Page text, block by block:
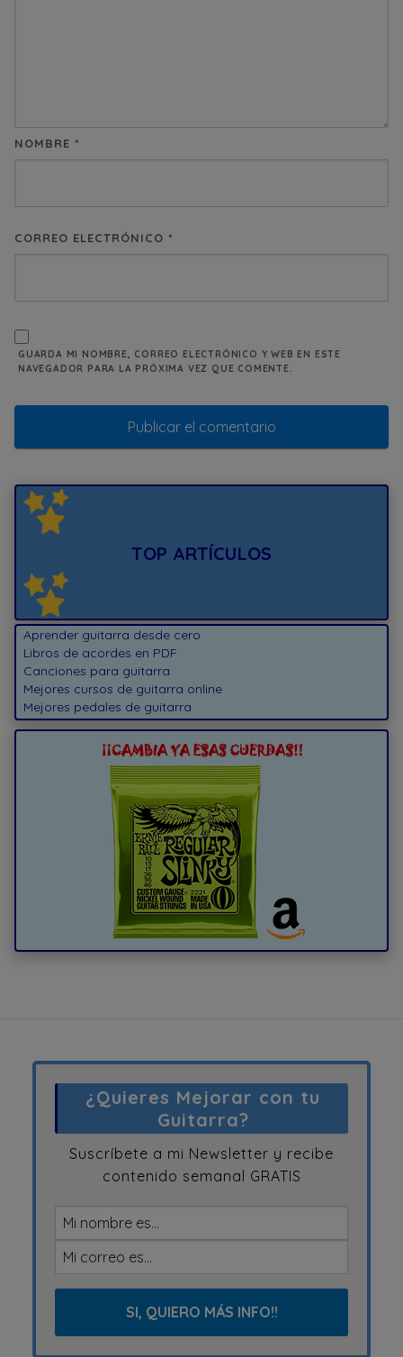
NOMBRE *
CORREO ELECTRÓNICO *
GUARDA MI NOMBRE, CORREO ELECTRÓNICO Y WEB EN ESTE
NAVEGADOR PARA LA PRÓXIMA VEZ QUE COMENTE.
TOP ARTÍCULOS
Aprender guitarra desde cero
Libros de acordes en PDF
Canciones para guitarra
Mejores cursos de guitarra online
Mejores pedales de guitarra
¿Quieres Mejorar con tu
Guitarra?
Suscríbete a mi Newsletter y recibe
contenido semanal GRATIS